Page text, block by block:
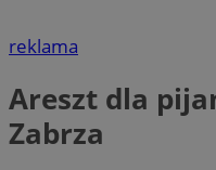
reklama
Areszt dla
Zabrza